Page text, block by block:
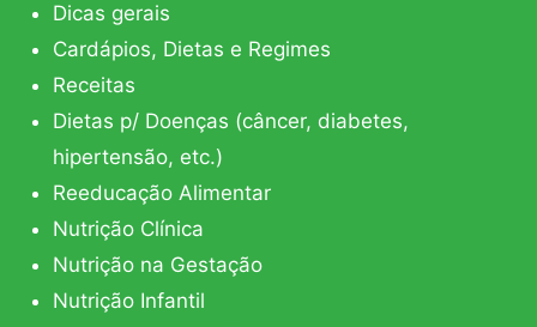
Dicas gerais
Cardápios, Dietas e Regimes
Receitas
Dietas p/ Doenças (câncer, diabetes,
hipertensão, etc.)
Reeducação Alimentar
Nutrição Clínica
Nutrição na Gestação
Nutrição Infantil